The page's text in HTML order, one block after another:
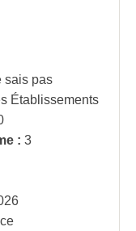
sais pas
Établissements
: 3